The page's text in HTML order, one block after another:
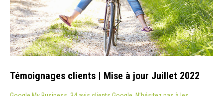
Témoignages clients | Mise à jour Juillet 2022